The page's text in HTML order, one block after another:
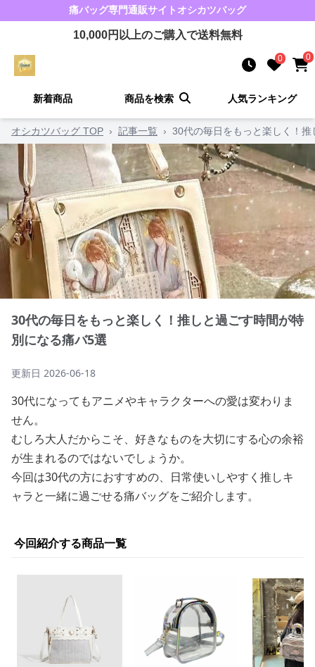
痛バッグ専門通販サイト オシカツバッグ
10,000円以上のご購入で送料無料
0 0
新着商品 商品を検索 人気ランキング
オシカツバッグ TOP › 記事一覧 › 30代の毎日をもっと楽しく！
30代の毎日をもっと楽しく！推しと過ごす時間が特
別になる痛バ5選
更新日 2026-06-18
30代になってもアニメやキャラクターへの愛は変わりま
せん。
むしろ大人だからこそ、好きなものを大切にする心の余裕
が生まれるのではないでしょうか。
今回は30代の方におすすめの、日常使いしやすく推しキ
ャラと一緒に過ごせる痛バッグをご紹介します。
今回紹介する商品一覧